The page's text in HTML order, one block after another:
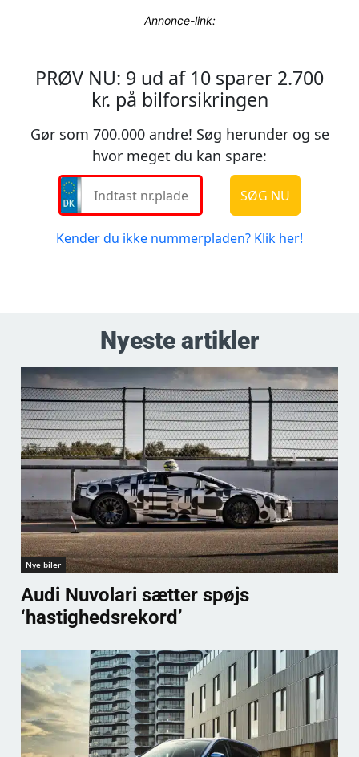
Annonce-link:
Nyeste artikler
Nye biler
Audi Nuvolari sætter spøjs
‘hastighedsrekord’